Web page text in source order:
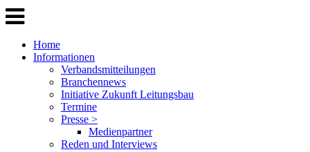
Home
Informationen
Verbandsmitteilungen
Branchennews
Initiative Zukunft Leitungsbau
Termine
Presse >
Medienpartner
Reden und Interviews